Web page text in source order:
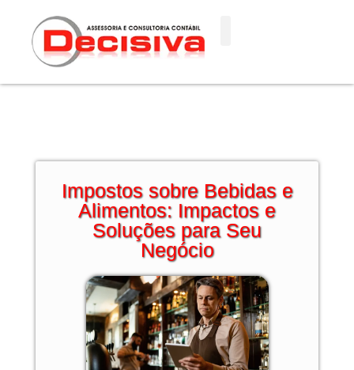
conteúdo
Impostos sobre Bebidas e
Alimentos: Impactos e
Soluções para Seu
Negócio